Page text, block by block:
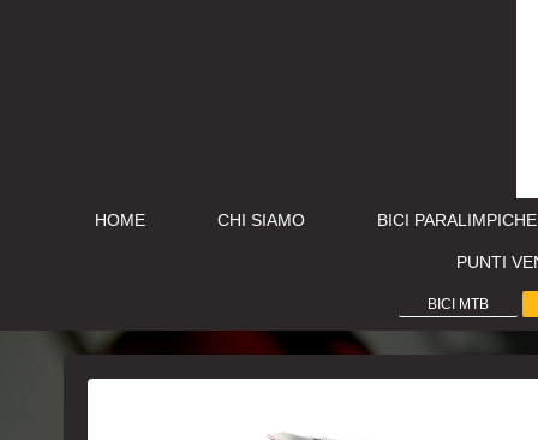
HOME CHI SIAMO BICI PARALIMPICHE
PUNTI
BICI MTB